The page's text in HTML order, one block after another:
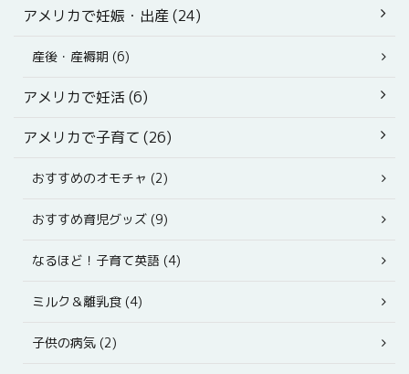
アメリカで妊娠・出産 (24)
産後・産褥期 (6)
アメリカで妊活 (6)
アメリカで子育て (26)
おすすめのオモチャ (2)
おすすめ育児グッズ (9)
なるほど！子育て英語 (4)
ミルク＆離乳食 (4)
子供の病気 (2)